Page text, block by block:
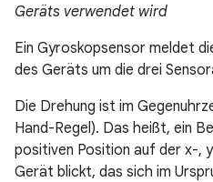
Geräts verwendet wird
Ein Gyroskopsensor meldet
des Geräts um die drei
Die Drehung ist im
Hand-Regel). Das heißt, ein
positiven Position auf der x-,
Gerät blickt, das sich im